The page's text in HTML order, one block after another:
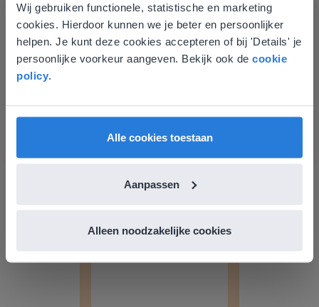
Wij gebruiken functionele, statistische en marketing
cookies. Hierdoor kunnen we je beter en persoonlijker
helpen. Je kunt deze cookies accepteren of bij 'Details' je
persoonlijke voorkeur aangeven. Bekijk ook de cookie
policy.
Alle cookies toestaan
Aanpassen
Alleen noodzakelijke cookies
Les
Groep 8, Blok 9, Week 3,
Les 11
Groep 8, Blok 10, Week 2, Les 6
Deze website komt niet
overeen met je locatie
Gezien je locatie, denken we dat je misschien
liever naar de website voor English gaat. Hier
English
Nederland